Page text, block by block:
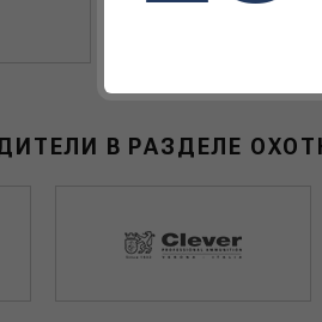
В РАЗДЕЛЕ